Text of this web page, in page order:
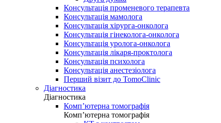
Консультація променевого терапевта
Консультація мамолога
Консультація хірурга-онколога
Консультація гінеколога-онколога
Консультація уролога-онколога
Консультація лікаря-проктолога
Консультація психолога
Консультація анестезіолога
Перший візит до TomoClinic
Діагностика
Діагностика
Комп’ютерна томографія
Комп’ютерна томографія